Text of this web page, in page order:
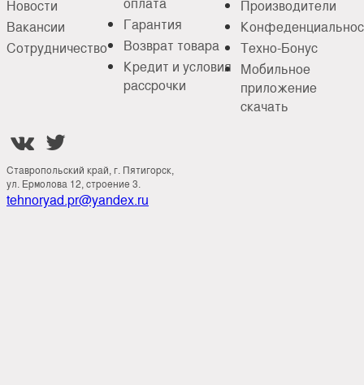
Новости
Вакансии
Сотрудничество
Гарантия
Возврат товара
Кредит и условия
рассрочки
Производители
Техно-Бонус
Мобильное
приложение
скачать
 
Ставропольский край, г. Пятигорск,
ул. Ермолова 12, строение 3.
tehnoryad.pr@yandex.ru